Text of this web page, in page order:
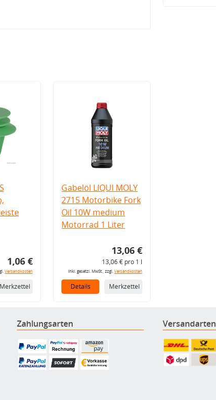
1,06 €
Versandkosten
Merkzettel
Gabelöl LIQUI MOLY
2715 Motorbike Fork
Oil 10W medium
Motorrad 1 Liter
13,06 €
13,06 € pro 1 l
inkl. gesetzl. MwSt., zzgl. Versandkosten
Details Merkzettel
Zahlungsarten Versandarten